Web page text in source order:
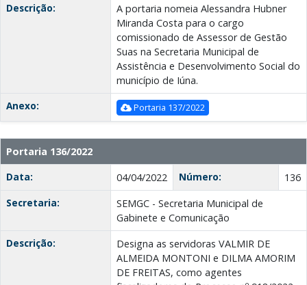
Descrição:
A portaria nomeia Alessandra Hubner
Miranda Costa para o cargo
comissionado de Assessor de Gestão
Suas na Secretaria Municipal de
Assistência e Desenvolvimento Social do
município de Iúna.
Anexo:
Portaria 137/2022
Portaria 136/2022
Data:
04/04/2022 Número:
136
Secretaria:
SEMGC - Secretaria Municipal de
Gabinete e Comunicação
Descrição:
Designa as servidoras VALMIR DE
ALMEIDA MONTONI e DILMA AMORIM
DE FREITAS, como agentes